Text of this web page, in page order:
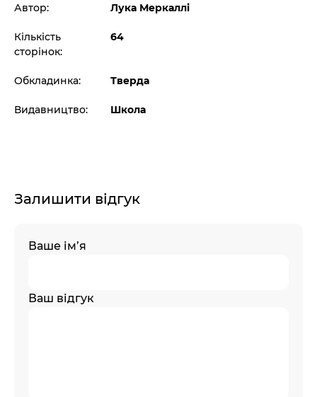
Автор: Лука Меркаллі
Кількість
сторінок:
64
Обкладинка: Тверда
Видавництво: Школа
Залишити відгук
Ваше ім’я
Ваш відгук